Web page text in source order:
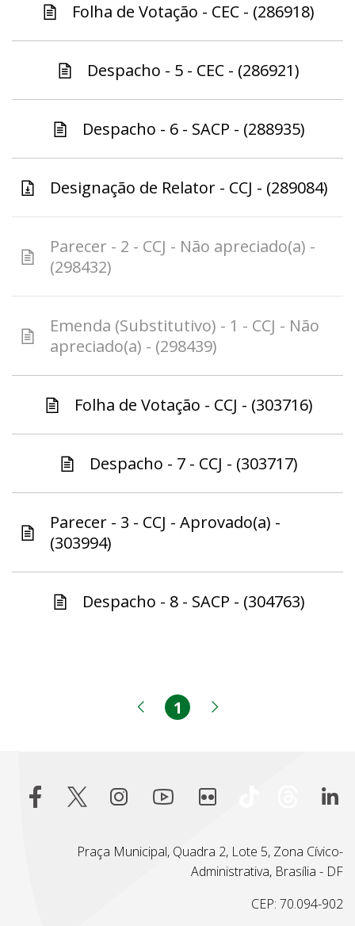
Folha de Votação - CEC - (286918)
Despacho - 5 - CEC - (286921)
Despacho - 6 - SACP - (288935)
Designação de Relator - CCJ - (289084)
Parecer - 2 - CCJ - Não apreciado(a) -
(298432)
Emenda (Substitutivo) - 1 - CCJ - Não
apreciado(a) - (298439)
Folha de Votação - CCJ - (303716)
Despacho - 7 - CCJ - (303717)
Parecer - 3 - CCJ - Aprovado(a) -
(303994)
Despacho - 8 - SACP - (304763)
Página anterior
Página
1
Praça Municipal, Quadra 2, Lote 5, Zona Cívico-
Administrativa, Brasília - DF
CEP: 70.094-902